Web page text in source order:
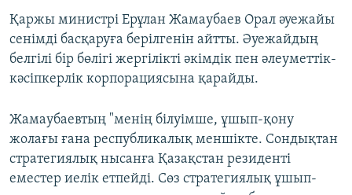
Қаржы министрі Ерұлан Жамаубаев Орал әуежайы
сенімді басқаруға берілгенін айтты. Әуежайдың
белгілі бір бөлігі жергілікті әкімдік пен әлеуметтік-
кәсіпкерлік корпорациясына қарайды.
Жамаубаевтың "менің білуімше, ұшып-қону
жолағы ғана республикалық меншікте. Сондықтан
стратегиялық нысанға Қазақстан резиденті
еместер иелік етпейді. Сөз стратегиялық ұшып-